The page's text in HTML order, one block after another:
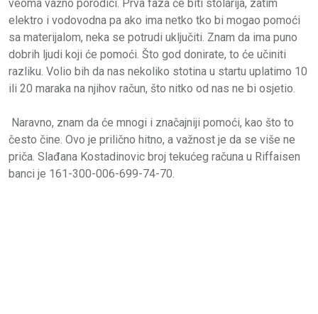
veoma važno porodici. Prva faza će biti stolarija, zatim
elektro i vodovodna pa ako ima netko tko bi mogao pomoći
sa materijalom, neka se potrudi uključiti. Znam da ima puno
dobrih ljudi koji će pomoći. Što god donirate, to će učiniti
razliku. Volio bih da nas nekoliko stotina u startu uplatimo 10
ili 20 maraka na njihov račun, što nitko od nas ne bi osjetio.
Naravno, znam da će mnogi i značajniji pomoći, kao što to
često čine. Ovo je prilično hitno, a važnost je da se više ne
priča. Slađana Kostadinovic broj tekućeg računa u Riffaisen
banci je 161-300-006-699-74-70.